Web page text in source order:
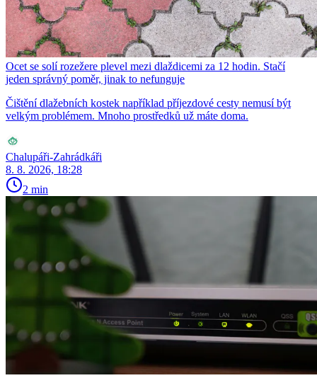
Ocet se solí rozežere plevel mezi dlaždicemi za 12 hodin. Stačí
jeden správný poměr, jinak to nefunguje
Čištění dlažebních kostek například příjezdové cesty nemusí být
velkým problémem. Mnoho prostředků už máte doma.
Chalupáři-Zahrádkáři
8. 8. 2026, 18:28
2 min